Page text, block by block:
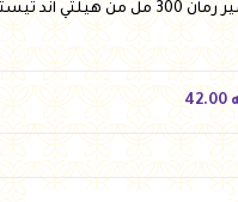
مل من هيلثي اند تيستي
42.00